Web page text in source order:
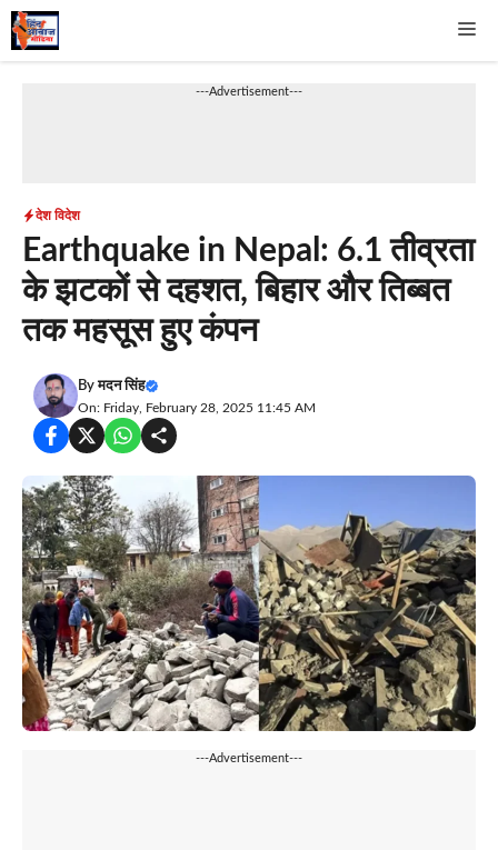
Skip
to
---Advertisement---
देश विदेश
Earthquake in Nepal: 6.1 तीव्रता
के झटकों से दहशत, बिहार और तिब्बत
तक महसूस हुए कंपन
Byमदन सिंह
On: Friday, February 28, 2025 11:45 AM
---Advertisement---